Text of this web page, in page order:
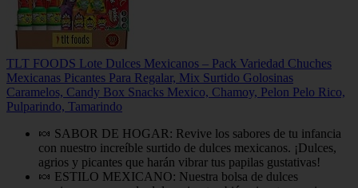
TLT FOODS Lote Dulces Mexicanos – Pack Variedad Chuches
Mexicanas Picantes Para Regalar, Mix Surtido Golosinas
Caramelos, Candy Box Snacks Mexico, Chamoy, Pelon Pelo Rico,
Pulparindo, Tamarindo
🍬 SABOR DE HOGAR: Revive los sabores de tu infancia
con nuestro increíble surtido de dulces mexicanos. ¡Dulces,
agrios y picantes que harán vibrar tus papilas gustativas!
🍬 ESTILO MEXICANO: Nuestra bolsa de dulces